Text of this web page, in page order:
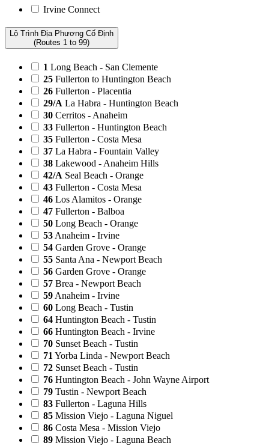
Irvine Connect
Lộ Trình Địa Phương Cố Định
(Routes 1 to 99)
1 Long Beach - San Clemente
25 Fullerton to Huntington Beach
26 Fullerton - Placentia
29/A La Habra - Huntington Beach
30 Cerritos - Anaheim
33 Fullerton - Huntington Beach
35 Fullerton - Costa Mesa
37 La Habra - Fountain Valley
38 Lakewood - Anaheim Hills
42/A Seal Beach - Orange
43 Fullerton - Costa Mesa
46 Los Alamitos - Orange
47 Fullerton - Balboa
50 Long Beach - Orange
53 Anaheim - Irvine
54 Garden Grove - Orange
55 Santa Ana - Newport Beach
56 Garden Grove - Orange
57 Brea - Newport Beach
59 Anaheim - Irvine
60 Long Beach - Tustin
64 Huntington Beach - Tustin
66 Huntington Beach - Irvine
70 Sunset Beach - Tustin
71 Yorba Linda - Newport Beach
72 Sunset Beach - Tustin
76 Huntington Beach - John Wayne Airport
79 Tustin - Newport Beach
83 Fullerton - Laguna Hills
85 Mission Viejo - Laguna Niguel
86 Costa Mesa - Mission Viejo
89 Mission Viejo - Laguna Beach